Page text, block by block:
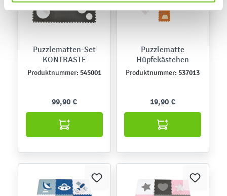
Puzzlematten-Set
KONTRASTE
Produktnummer: 545001
99,90 €
Puzzlematte
Hüpfekästchen
Produktnummer: 537013
19,90 €